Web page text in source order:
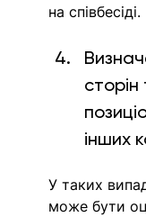
на співбесіді.
сторін
інших
У таких
може бути